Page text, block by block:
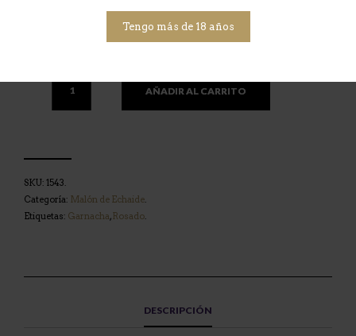
Tengo más de 18 años
pastas, carnes ligeras, quesos, pescado azul, verduras y
AÑADIR AL CARRITO
SKU: 1543.
Categoría: Malón de Echaide.
Etiquetas: Garnacha,Rosado.
DESCRIPCIÓN